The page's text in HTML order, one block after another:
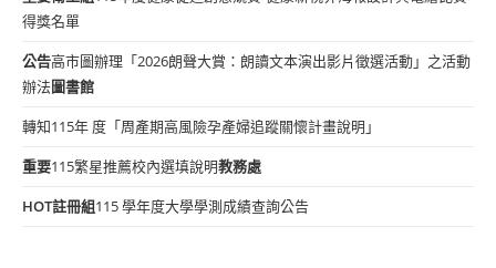
得獎名單
公告高市圖辦理「2026朗聲大賞：朗讀文本演出影片徵選活動」之活動
辦法圖書館
轉知115年 度「周產期高風險孕產婦追蹤關懷計畫說明」
重要115繁星推薦校內選填說明教務處
HOT註冊組115 學年度大學學測成績查詢公告